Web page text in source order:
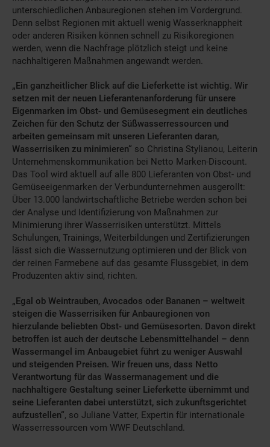
unterschiedlichen Anbauregionen stehen im Vordergrund.
Denn selbst Regionen mit aktuell wenig Wasserknappheit
oder anderen Risiken können schnell zu Risikoregionen
werden, wenn die Nachfrage plötzlich steigt und keine
nachhaltigeren Maßnahmen angewandt werden.
„Ein ganzheitlicher Blick auf die Lieferkette ist wichtig. Wir
setzen mit der neuen Lieferantenanforderung für unsere
Eigenmarken im Obst- und Gemüsesegment ein deutliches
Zeichen für den Schutz der Süßwasserressourcen und
arbeiten gemeinsam mit unseren Lieferanten daran,
Wasserrisiken zu minimieren“ so Christina Stylianou, Leiterin
Unternehmenskommunikation bei Netto Marken-Discount.
Das Tool wird aktuell auf alle 800 Lieferanten von Obst- und
Gemüseeigenmarken der Verbundunternehmen ausgerollt:
Über 13.000 landwirtschaftliche Betriebe werden schon bei
der Analyse und Identifizierung von Maßnahmen zur
Minimierung ihrer Wasserrisiken unterstützt. Mittels
Schulungen, Trainings, Weiterbildungen und Zertifizierungen
lässt sich die Wassernutzung optimieren und der Blick von
der reinen Farmebene auf das gesamte Flussgebiet, in dem
Produzenten aktiv sind, richten.
„Egal ob Weintrauben, Avocados oder Bananen – weltweit
steigen die Wasserrisiken für Anbauregionen von
hierzulande beliebten Obst- und Gemüsesorten. Davon direkt
betroffen ist auch der deutsche Lebensmittelhandel – denn
Wassermangel im Anbaugebiet führt zu weniger Auswahl
und steigenden Preisen. Wir freuen uns, dass Netto
Verantwortung für das Wassermanagement und die
nachhaltigere Gestaltung seiner Lieferkette übernimmt und
seine Lieferanten dabei unterstützt, sich zukunftsgerichtet
aufzustellen“, so Juliane Vatter, Expertin für internationale
Wasserressourcen vom WWF Deutschland.